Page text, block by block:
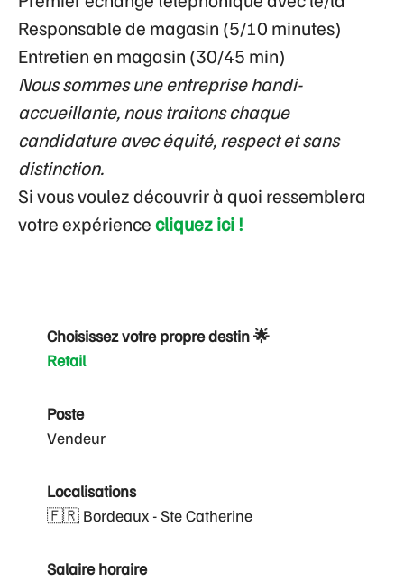
Responsable de magasin (5/10 minutes)
Entretien en magasin (30/45 min)
Nous sommes une entreprise handi-
accueillante, nous traitons chaque
candidature avec équité, respect et sans
distinction.
Si vous voulez découvrir à quoi ressemblera
votre expériencecliquez ici !
Choisissez votre propre destin 🌟
Retail
Poste
Vendeur
Localisations
🇫🇷 Bordeaux - Ste Catherine
Salaire horaire